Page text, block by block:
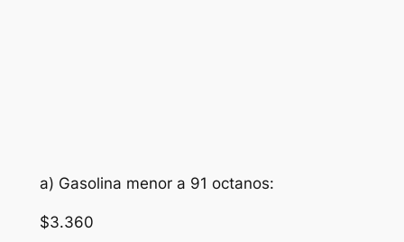
a) Gasolina menor a 91 octanos:
$3.360